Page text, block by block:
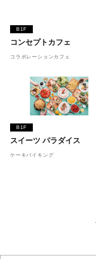
B1F
コンセプトカフェ
コラボレーションカフェ
B1F
スイーツ パラダイス
ケーキバイキング